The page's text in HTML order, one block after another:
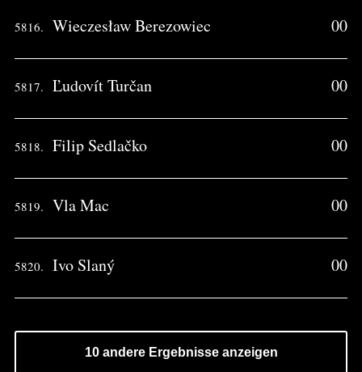
5816. Wieczesław Berezowiec 00
5817. Ľudovít Turčan 00
5818. Filip Sedlačko 00
5819. Vla Mac 00
5820. Ivo Slaný 00
10 andere Ergebnisse anzeigen